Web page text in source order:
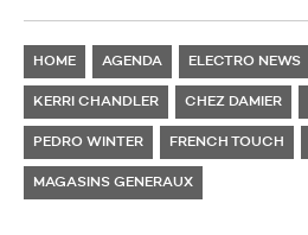
HOME AGENDA ELECTRO NEWS
KERRI CHANDLER CHEZ DAMIER
PEDRO WINTER FRENCH TOUCH
MAGASINS GENERAUX